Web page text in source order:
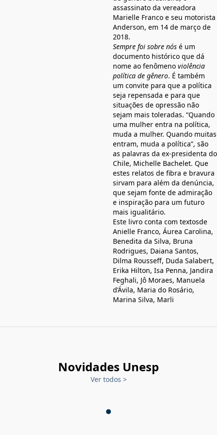
assassinato da vereadora
Marielle Franco e seu motorista
Anderson, em 14 de março de
2018.
Sempre foi sobre nós é um
documento histórico que dá
nome ao fenômeno violência
política de gênero. É também
um convite para que a política
seja repensada e para que
situações de opressão não
sejam mais toleradas. “Quando
uma mulher entra na política,
muda a mulher. Quando muitas
entram, muda a política”, são
as palavras da ex-presidenta do
Chile, Michelle Bachelet. Que
estes relatos de fibra e bravura
sirvam para além da denúncia,
que sejam fonte de admiração
e inspiração para um futuro
mais igualitário.
Este livro conta com textosde
Anielle Franco, Áurea Carolina,
Benedita da Silva, Bruna
Rodrigues, Daiana Santos,
Dilma Rousseff, Duda Salabert,
Erika Hilton, Isa Penna, Jandira
Feghali, Jô Moraes, Manuela
d’Ávila, Maria do Rosário,
Marina Silva, Marli
Novidades Unesp
Ver todos >